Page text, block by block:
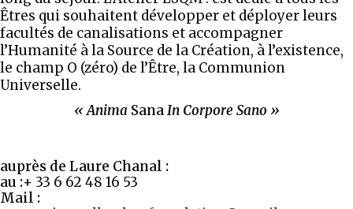
Êtres qui souhaitent développer et déployer leurs
facultés de canalisations et accompagner
l’Humanité à la Source de la Création, à l’existence,
le champ O (zéro) de l’Être, la Communion
Universelle.
« Anima SanaIn Corpore Sano »
auprès de Laure Chanal :
au :+ 33 6 62 48 16 53
Mail :